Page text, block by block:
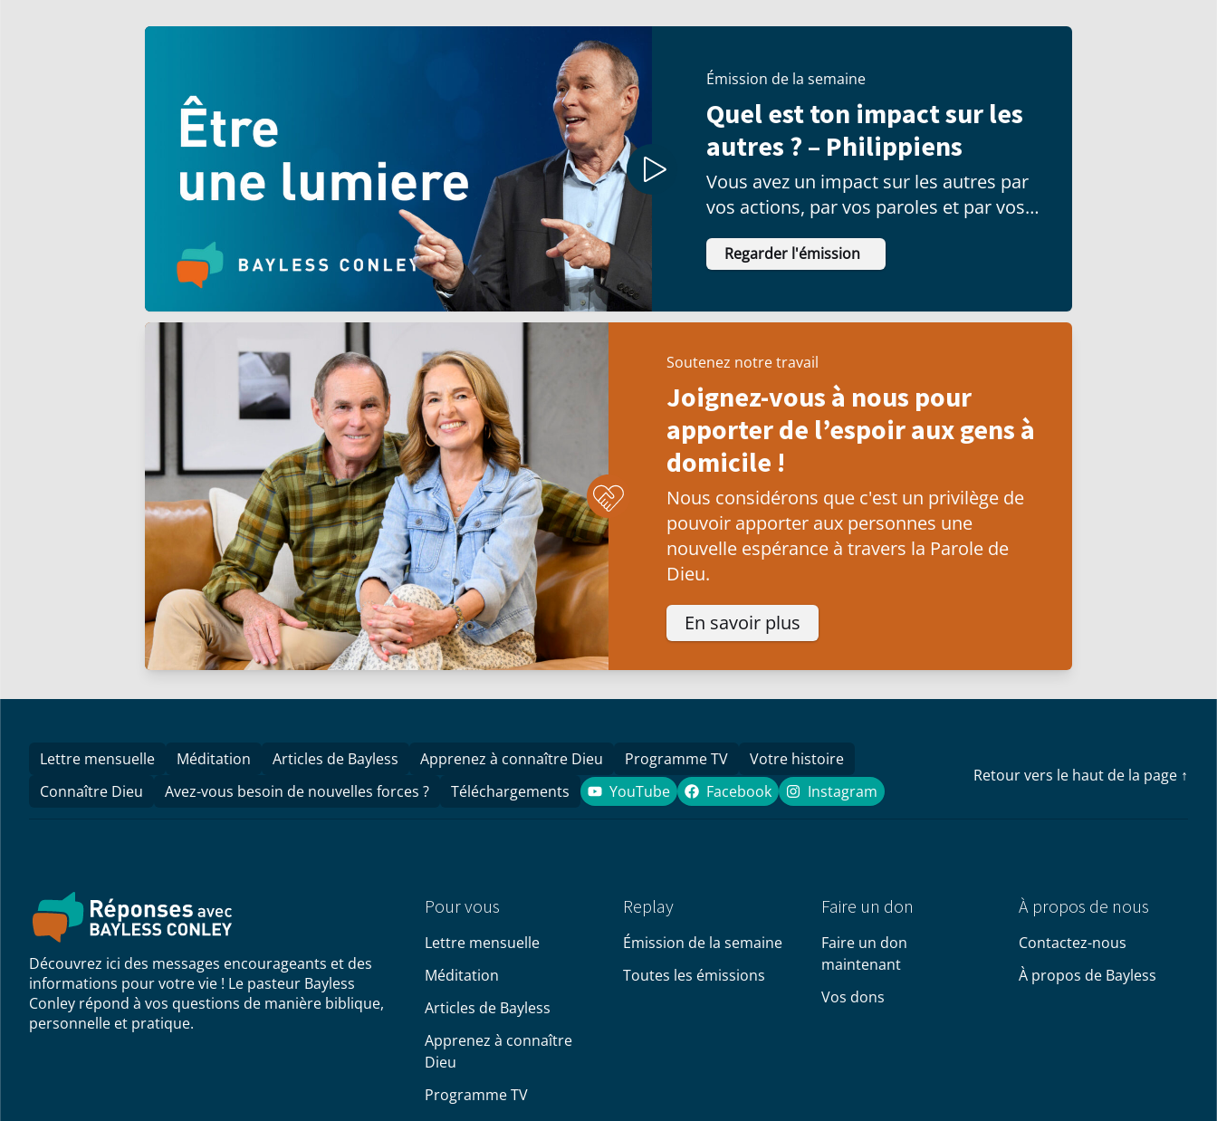
Émission de la semaine
Quel est ton impact sur les
autres ? – Philippiens
Vous avez un impact sur les autres par
vos actions, par vos paroles et par vos
décisions.
Regarder l'émission
Soutenez notre travail
Joignez-vous à nous pour
apporter de l’espoir aux gens à
domicile !
Nous considérons que c'est un privilège de
pouvoir apporter aux personnes une
nouvelle espérance à travers la Parole de
Dieu.
En savoir plus
Lettre mensuelle Méditation Articles de Bayless Apprenez à connaître Dieu Programme TV
Votre histoire
Connaître Dieu
Avez-vous besoin de nouvelles forces ? Téléchargements YouTube
YouTube Facebook
Facebook Instagram
Instagram
Retour vers le haut de la page ↑
Découvrez ici des messages encourageants et des
informations pour votre vie ! Le pasteur Bayless
Conley répond à vos questions de manière biblique,
personnelle et pratique.
Pour vous
Lettre mensuelle
Méditation
Articles de Bayless
Apprenez à connaître
Dieu
Programme TV
Replay
Émission de la semaine
Toutes les émissions
Faire un don
Faire un don
maintenant
Vos dons
À propos de nous
Contactez-nous
À propos de Bayless